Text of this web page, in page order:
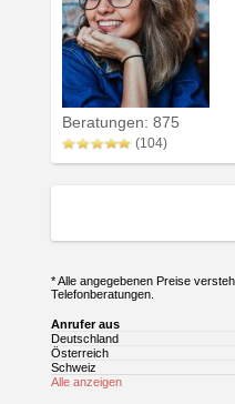
Beratungen: 875
(104)
* Alle angegebenen Preise
Telefonberatungen.
Anrufer aus
Deutschland
Österreich
Schweiz
Alle anzeigen